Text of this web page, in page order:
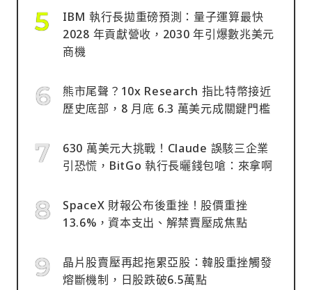
IBM 執行長拋重磅預測：量子運算最快
2028 年貢獻營收，2030 年引爆數兆美元
商機
熊市尾聲？10x Research 指比特幣接近
歷史底部，8 月底 6.3 萬美元成關鍵門檻
630 萬美元大挑戰！Claude 誤駭三企業
引恐慌，BitGo 執行長曬錢包嗆：來拿啊
SpaceX 財報公布後重挫！股價重挫
13.6%，資本支出、解禁賣壓成焦點
晶片股賣壓再起拖累亞股：韓股重挫觸發
熔斷機制，日股跌破6.5萬點